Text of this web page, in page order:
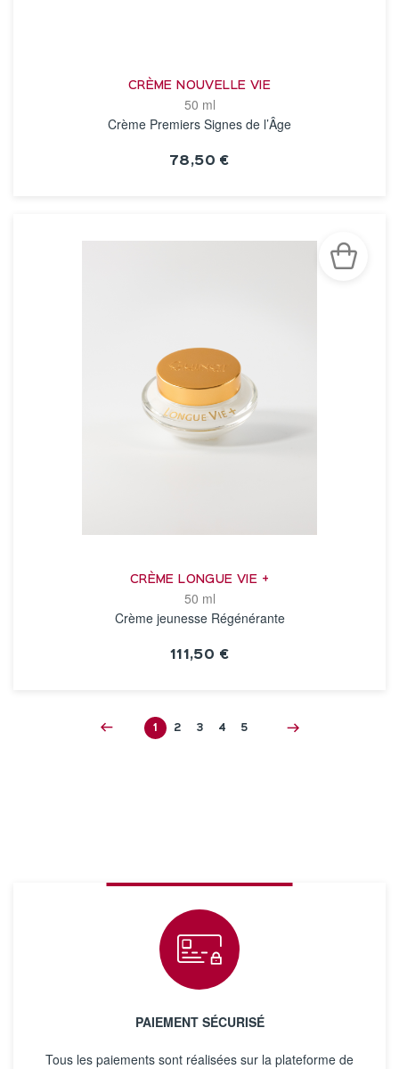
CRÈME NOUVELLE VIE
50 ml
Crème Premiers Signes de l’Âge
78,50 €
CRÈME LONGUE VIE +
50 ml
Crème jeunesse Régénérante
111,50 €
1 2 3 4 5
PAIEMENT SÉCURISÉ
Tous les paiements sont réalisées sur la plateforme de